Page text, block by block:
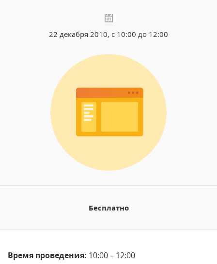
22 декабря 2010, с 10:00 до 12:00
Бесплатно
Время проведения: 10:00 – 12:00